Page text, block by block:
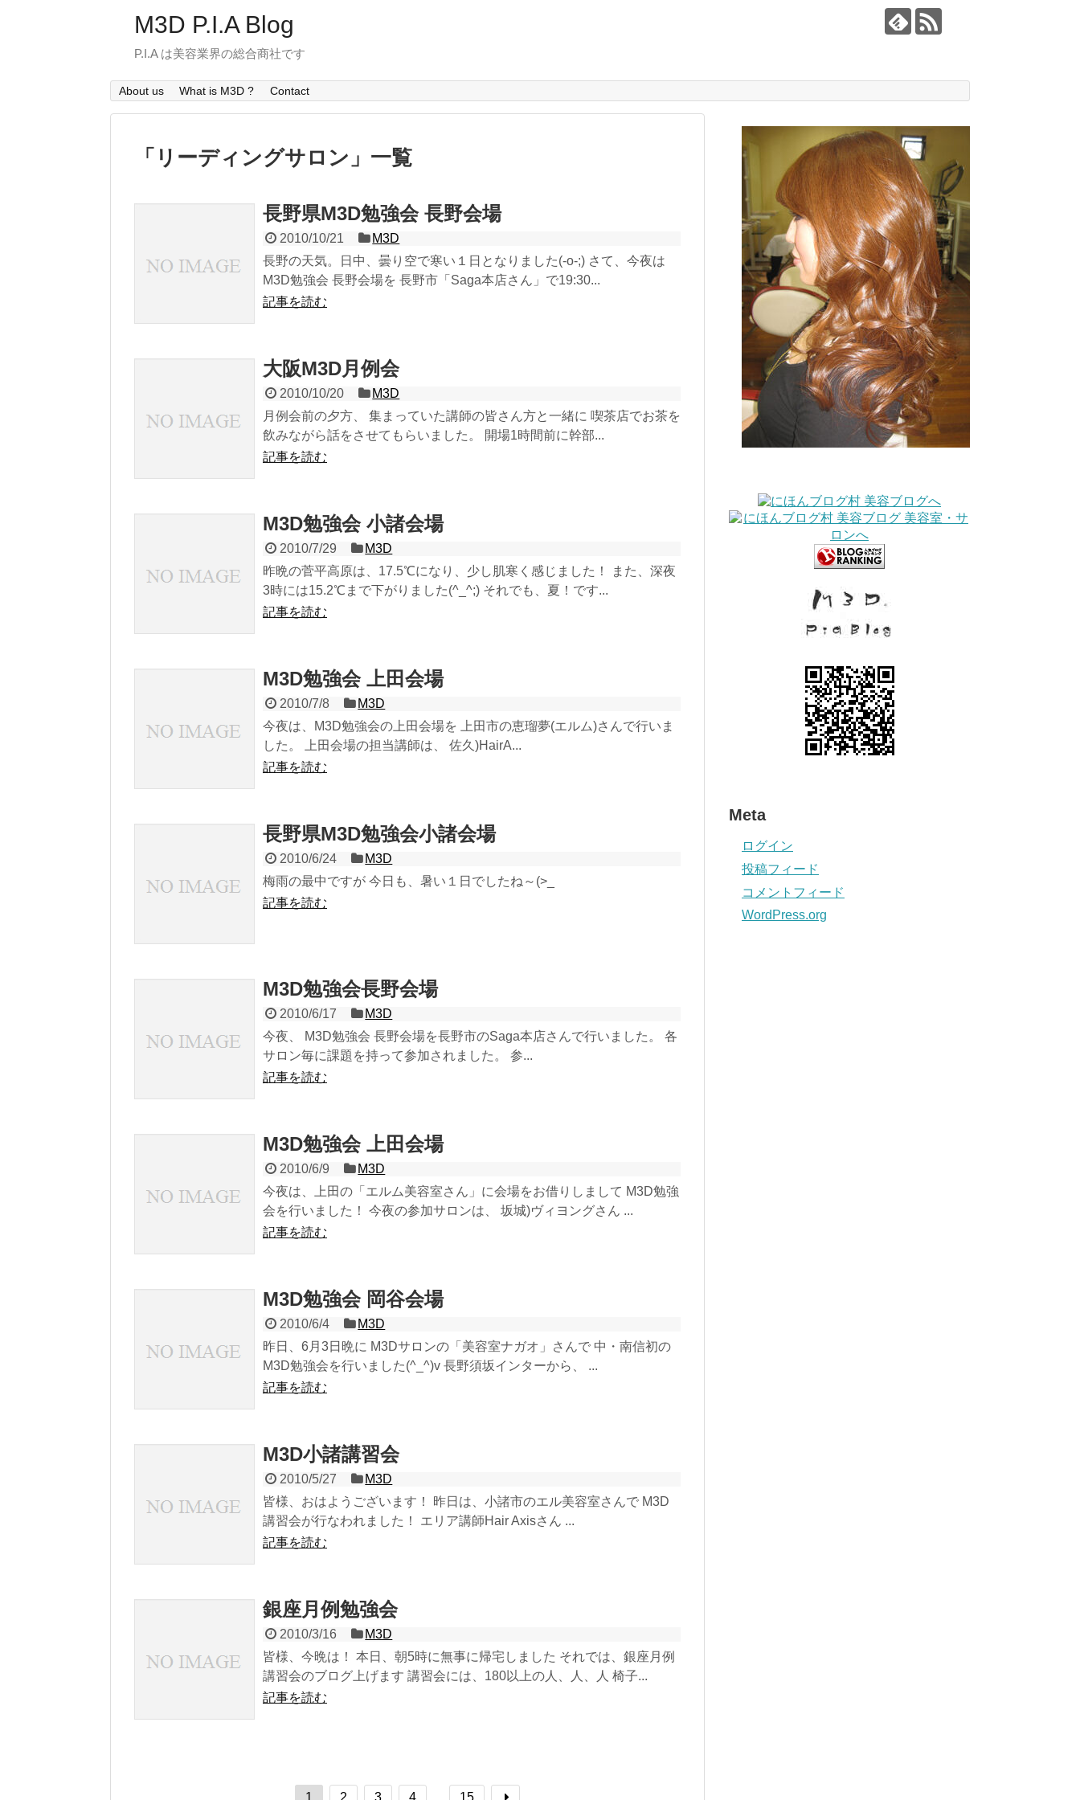
M3D P.I.A Blog
P.I.A は美容業界の総合商社です
About us What is M3D ? Contact
「 リーディングサロン 」 一覧
長野県M3D勉強会 長野会場
2010/10/21
M3D
長野の天気。日中、曇り空で寒い１日となりました(-o-;) さて、今夜は
M3D勉強会 長野会場を 長野市「Saga本店さん」で19:30...
記事を読む
大阪M3D月例会
2010/10/20
M3D
月例会前の夕方、 集まっていた講師の皆さん方と一緒に 喫茶店でお茶を
飲みながら話をさせてもらいました。 開場1時間前に幹部...
記事を読む
M3D勉強会 小諸会場
2010/7/29
M3D
昨晩の菅平高原は、17.5℃になり、少し肌寒く感じました！ また、深夜
3時には15.2℃まで下がりました(^_^;) それでも、夏！です...
記事を読む
M3D勉強会 上田会場
2010/7/8
M3D
今夜は、M3D勉強会の上田会場を 上田市の恵瑠夢(エルム)さんで行いま
した。 上田会場の担当講師は、 佐久)HairA...
記事を読む
長野県M3D勉強会小諸会場
2010/6/24
M3D
梅雨の最中ですが 今日も、暑い１日でしたね～(>_
記事を読む
M3D勉強会長野会場
2010/6/17
M3D
今夜、 M3D勉強会 長野会場を長野市のSaga本店さんで行いました。 各
サロン毎に課題を持って参加されました。 参...
記事を読む
M3D勉強会 上田会場
2010/6/9
M3D
今夜は、上田の「エルム美容室さん」に会場をお借りしまして M3D勉強
会を行いました！ 今夜の参加サロンは、 坂城)ヴィヨングさん ...
記事を読む
M3D勉強会 岡谷会場
2010/6/4
M3D
昨日、6月3日晩に M3Dサロンの「美容室ナガオ」さんで 中・南信初の
M3D勉強会を行いました(^_^)v 長野須坂インターから、 ...
記事を読む
M3D小諸講習会
2010/5/27
M3D
皆様、おはようございます！ 昨日は、小諸市のエル美容室さんで M3D
講習会が行なわれました！ エリア講師Hair Axisさん ...
記事を読む
銀座月例勉強会
2010/3/16
M3D
皆様、今晩は！ 本日、朝5時に無事に帰宅しました それでは、銀座月例
講習会のブログ上げます 講習会には、180以上の人、人、人 椅子...
記事を読む
Meta
ログイン
投稿フィード
コメントフィード
WordPress.org